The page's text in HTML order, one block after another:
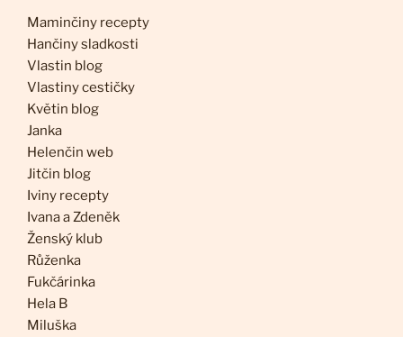
Maminčiny recepty
Hančiny sladkosti
Vlastin blog
Vlastiny cestičky
Květin blog
Janka
Helenčin web
Jitčin blog
Iviny recepty
Ivana a Zdeněk
Ženský klub
Růženka
Fukčárinka
Hela B
Miluška